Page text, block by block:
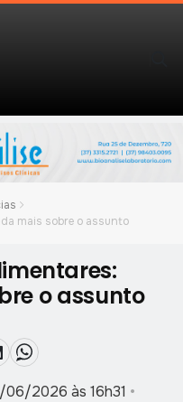
mais sobre o assunto
o assunto
06/2026 às 16h31 •